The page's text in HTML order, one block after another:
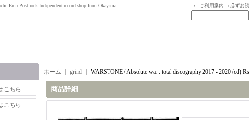
Emo Post rock Independent record shop from Okayama ご利用案内 （必ずお
こちら
こちら
ホーム grind WARSTONE / Absolute war : total discography 2017 - 2020 (cd)
商品詳細